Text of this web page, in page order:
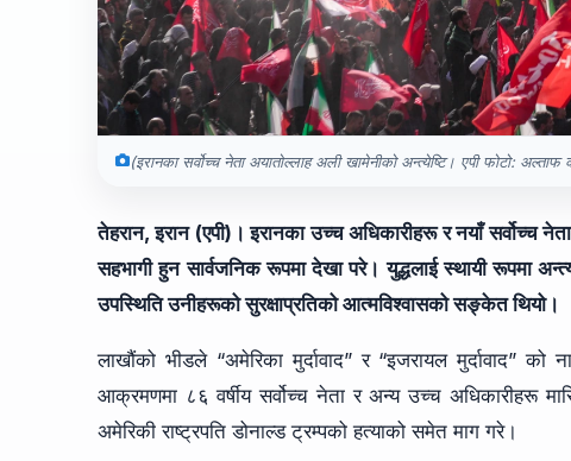
(इरानका सर्वोच्च नेता अयातोल्लाह अली खामेनीको अन्त्येष्टि। एपी फोटो: अल्ताफ
तेहरान, इरान (एपी)। इरानका उच्च अधिकारीहरू र नयाँ सर्वोच्च
सहभागी हुन सार्वजनिक रूपमा देखा परे। युद्धलाई स्थायी रूपमा
उपस्थिति उनीहरूको सुरक्षाप्रतिको आत्मविश्वासको सङ्केत थियो।
लाखौंको भीडले “अमेरिका मुर्दावाद” र “इजरायल मुर्दावाद”
आक्रमणमा ८६ वर्षीय सर्वोच्च नेता र अन्य उच्च अधिकारीहरू
अमेरिकी राष्ट्रपति डोनाल्ड ट्रम्पको हत्याको समेत माग गरे।